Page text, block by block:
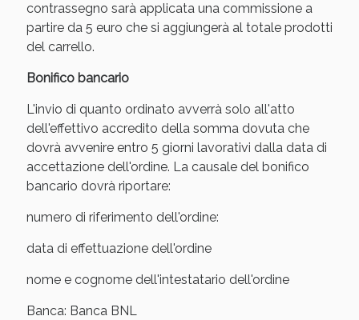
contrassegno sarà applicata una commissione a
partire da 5 euro che si aggiungerà al totale prodotti
del carrello.
Bonifico bancario
L'invio di quanto ordinato avverrà solo all'atto
dell'effettivo accredito della somma dovuta che
dovrà avvenire entro 5 giorni lavorativi dalla data di
accettazione dell'ordine. La causale del bonifico
bancario dovrà riportare:
numero di riferimento dell'ordine:
data di effettuazione dell'ordine
nome e cognome dell'intestatario dell'ordine
Banca: Banca BNL
Sconto fino al 55% disponibile oggi!